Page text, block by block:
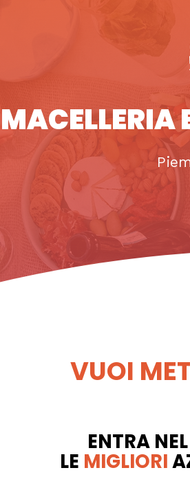
MACELLERIA
VUOI
ENTRA
LE MIGLIORI